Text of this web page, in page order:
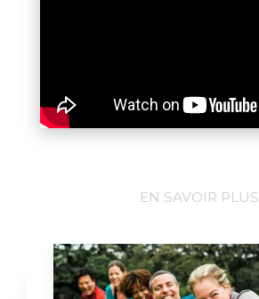
EN SAVOIR PLUS